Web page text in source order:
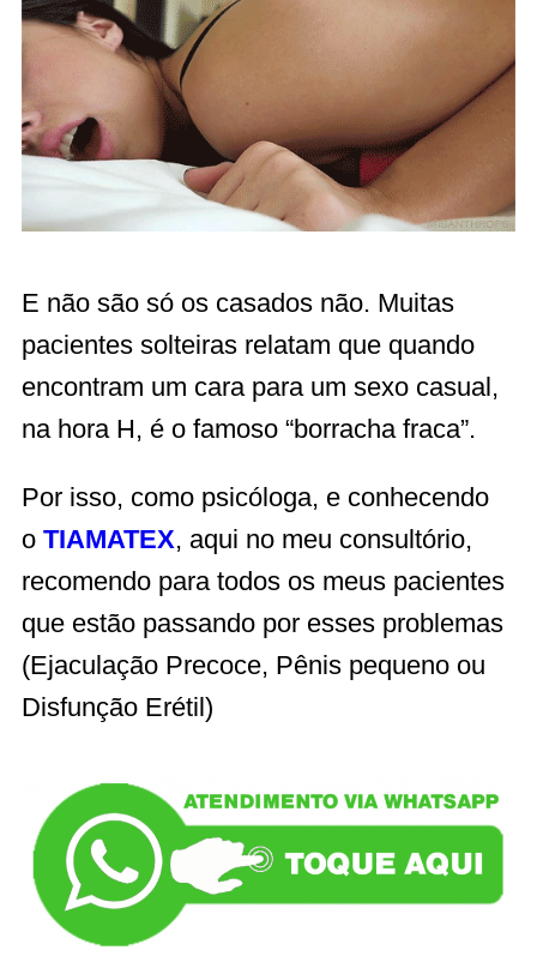
E não são só os casados não. Muitas
pacientes solteiras relatam que quando
encontram um cara para um sexo casual,
na hora H, é o famoso “borracha fraca”.
Por isso, como psicóloga, e conhecendo
o TIAMATEX, aqui no meu consultório,
recomendo para todos os meus pacientes
que estão passando por esses problemas
(Ejaculação Precoce, Pênis pequeno ou
Disfunção Erétil)